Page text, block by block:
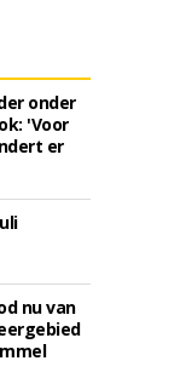
onder
'Voor
er
nu van